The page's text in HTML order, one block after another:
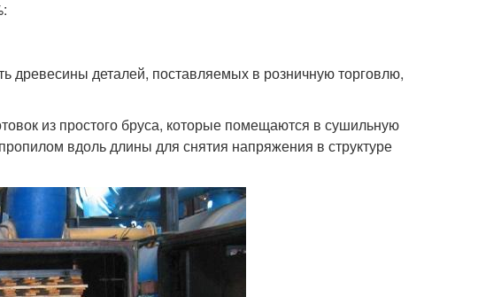
древесины деталей, поставляемых в розничную торговлю,
из простого бруса, которые помещаются в сушильную
вдоль длины для снятия напряжения в структуре